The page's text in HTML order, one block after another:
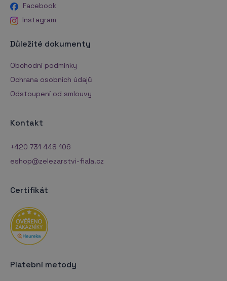
Facebook
Instagram
Důležité dokumenty
Obchodní podmínky
Ochrana osobních údajů
Odstoupení od smlouvy
Kontakt
+420 731 448 106
eshop@zelezarstvi-fiala.cz
Certifikát
Platební metody